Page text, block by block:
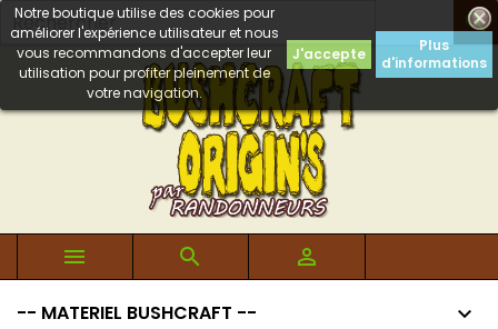

Notre boutique utilise des cookies pour
améliorer l'expérience utilisateur et nous
vous recommandons d'accepter leur
utilisation pour profiter pleinement de
votre navigation.
J'accepte
Plus
d'informations
  
-- MATERIEL BUSHCRAFT --